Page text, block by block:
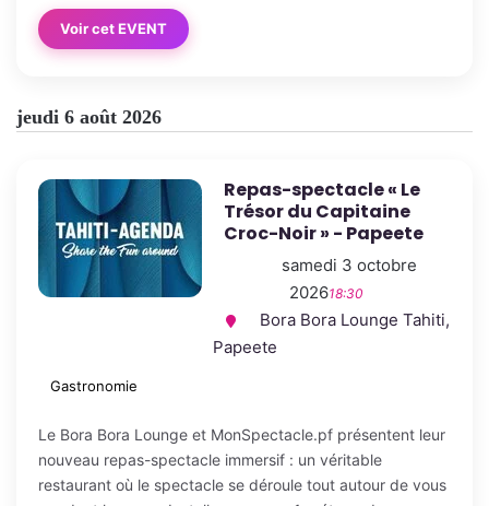
Voir cet EVENT
jeudi 6 août 2026
Repas-spectacle « Le
Trésor du Capitaine
Croc-Noir » - Papeete
samedi 3 octobre
202618:30
Bora Bora Lounge Tahiti,
Papeete
Gastronomie
Le Bora Bora Lounge et MonSpectacle.pf présentent leur
nouveau repas-spectacle immersif : un véritable
restaurant où le spectacle se déroule tout autour de vous